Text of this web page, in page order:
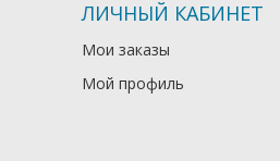
ЛИЧНЫЙ КАБИНЕТ
Мои заказы
Мой профиль